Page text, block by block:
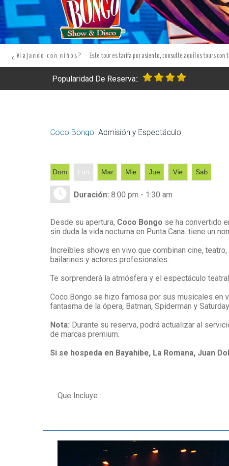
¿Viajando con niños? Este tour es tarifa por asiento, consulte aquí los tours con
Popularidad De Reserva::
Coco Bongo Admisión y Espectáculo
Dom Lun Mar Mie Jue Vie Sab
Duración: 8:00 pm - 1:30 am
Desde su apertura, Coco Bongo se ha convertido
sin duda la vida nocturna en Punta Cana. tiene un
Increíbles shows en vivo que combinan cine,
bailarines y actores profesionales.
Te sorprenderá la atmósfera y el espectáculo
Coco Bongo se hizo famosa por sus musicales en
fantasma de la ópera, Batman, Spiderman y
Nota: Durante su reserva, podrá actualizar al
de marcas premium.
Si se hospeda en Bayahibe, La Romana, Juan
Que Incluye :